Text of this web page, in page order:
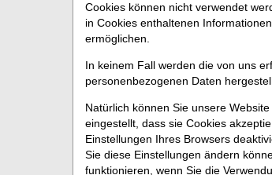
Cookies können nicht verwendet
in Cookies enthaltenen
ermöglichen.
In keinem Fall werden die von uns
personenbezogenen Daten
Natürlich können Sie unsere
eingestellt, dass sie Cookies
Einstellungen Ihres Browsers
Sie diese Einstellungen ändern
funktionieren, wenn Sie die